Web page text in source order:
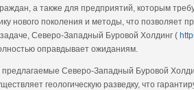
а также для предприятий, которым
нового поколения и методы, что позволяет
Северо-Западный Буровой Холдинг (
оправдывает ожиданиям.
предлагаемые Северо-Западный Буровой
геологическую разведку, что